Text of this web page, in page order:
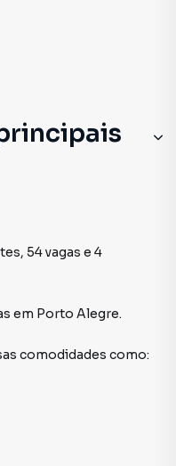
54 vagas e 4
em Porto Alegre.
comodidades como: